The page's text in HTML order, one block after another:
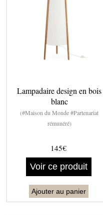
Lampadaire design en bois
blanc
(#Maison du Monde #Partenariat
rémunéré)
145€
Voir ce produit
Ajouter au panier